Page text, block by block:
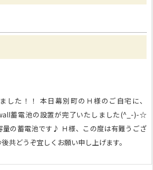
した！！ 本日幕別町のＨ様のご自宅に、
蓄電池の設置が完了いたしました(^_-)-☆
量の蓄電池です♪ Ｈ様、この度は有難うござ
共どうぞ宜しくお願い申し上げます。